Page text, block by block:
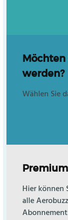
werden?
Wählen Sie
Hier können
alle